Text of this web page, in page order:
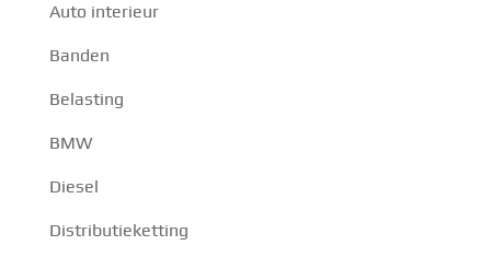
Auto interieur
Banden
Belasting
BMW
Diesel
Distributieketting